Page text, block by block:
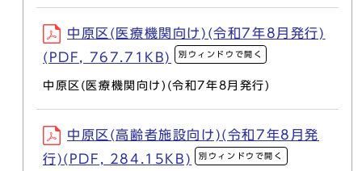
中原区(医療機関向け)(令和7年8月発行)
(PDF, 767.71KB)
別ウィンドウで開く
中原区(医療機関向け)(令和7年8月発行)
中原区(高齢者施設向け)(令和7年8月発
行)(PDF, 284.15KB)
別ウィンドウで開く